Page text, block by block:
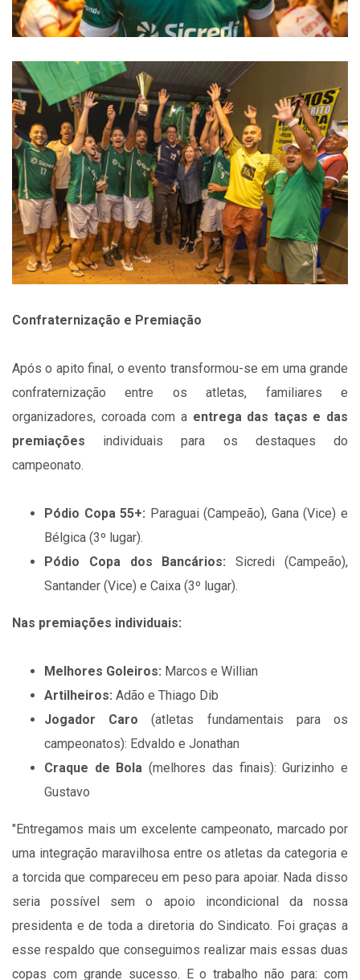
Confraternização e Premiação
Após o apito final, o evento transformou-se em uma grande
confraternização entre os atletas, familiares e
organizadores, coroada com a entrega das taças e das
premiações individuais para os destaques do
campeonato.
Pódio Copa 55+: Paraguai (Campeão), Gana (Vice) e
Bélgica (3º lugar).
Pódio Copa dos Bancários: Sicredi (Campeão),
Santander (Vice) e Caixa (3º lugar).
Nas premiações individuais:
Melhores Goleiros: Marcos e Willian
Artilheiros: Adão e Thiago Dib
Jogador Caro (atletas fundamentais para os
campeonatos): Edvaldo e Jonathan
Craque de Bola (melhores das finais): Gurizinho e
Gustavo
"Entregamos mais um excelente campeonato, marcado por
uma integração maravilhosa entre os atletas da categoria e
a torcida que compareceu em peso para apoiar. Nada disso
seria possível sem o apoio incondicional da nossa
presidenta e de toda a diretoria do Sindicato. Foi graças a
esse respaldo que conseguimos realizar mais essas duas
copas com grande sucesso. E o trabalho não para: com